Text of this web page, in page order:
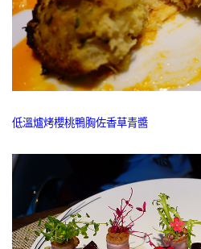
低溫爐烤櫻桃鴨胸佐香草青醬